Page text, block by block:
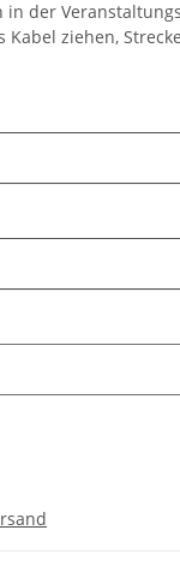
der
Kabel ziehen,